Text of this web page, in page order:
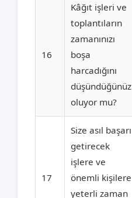
16
Kâğıt işleri ve
toplantıların
zamanınızı
boşa
harcadığını
düşündüğünüz
oluyor mu?
17
Size asıl başarı
getirecek
işlere ve
önemli kişilere
yeterli zaman